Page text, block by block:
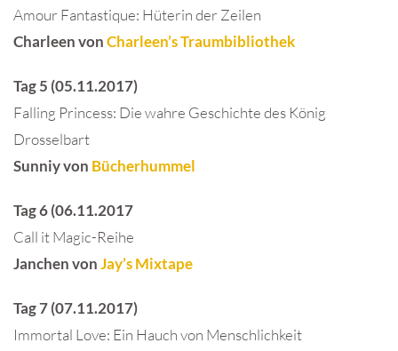
Amour Fantastique: Hüterin der Zeilen
Charleen vonCharleen’s Traumbibliothek
Tag 5 (05.11.2017)
Falling Princess: Die wahre Geschichte des König
Drosselbart
Sunniy von Bücherhummel
Tag 6 (06.11.2017
Call it Magic-Reihe
Janchen vonJay’s Mixtape
Tag 7 (07.11.2017)
Immortal Love: Ein Hauch von Menschlichkeit